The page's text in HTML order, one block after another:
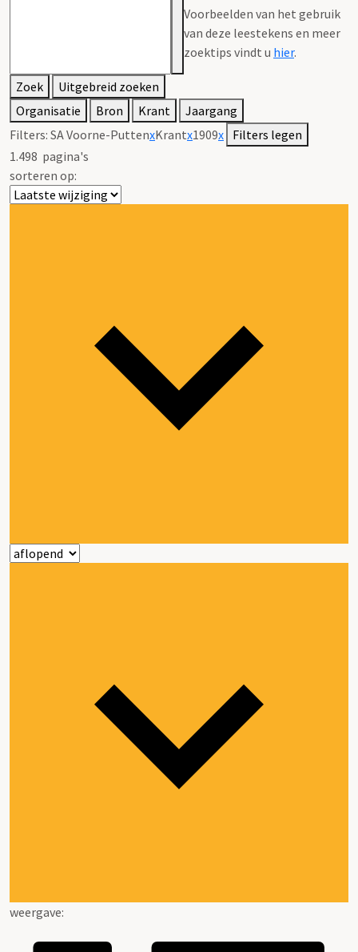
Voorbeelden van het gebruik
van deze leestekens en meer
zoektips vindt u hier.
Zoek
Uitgebreid zoeken
Organisatie
Bron Krant
Jaargang
Filters: SA Voorne-PuttenxKrantx1909x Filters legen
1.498 pagina's
sorteren op:
weergave: